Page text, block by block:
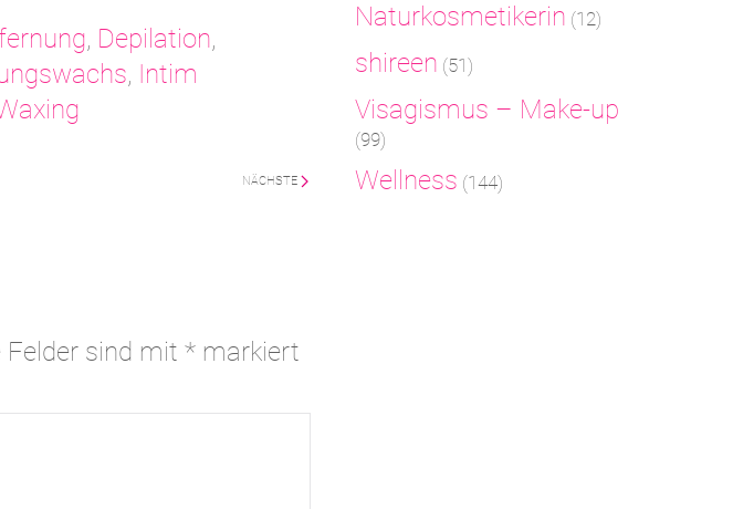
, Depilation,
, Intim
NÄCHSTE
Felder sind mit * markiert
Naturkosmetikerin (12)
shireen (51)
Visagismus – Make-up
(99)
Wellness (144)